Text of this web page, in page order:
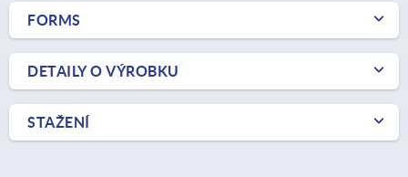
FORMS
DETAILY O VÝROBKU
STAŽENÍ